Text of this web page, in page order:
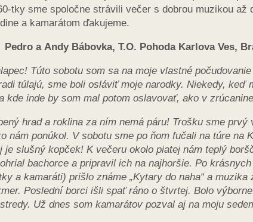
tky sme spoločne strávili večer s dobrou muzikou až
a kamarátom ďakujeme.
Pedro a Andy Bábovka, T.O. Pohoda Karlova Ves,
Túto sobotu som sa na moje vlastné
túlajú, sme boli osláviť moje narodky. Niekedy, keď
kde inde by som mal potom oslavovať, ako v
hrad a roklina za ním nemá páru! Trošku sme
nám ponúkol. V sobotu sme po ňom fučali na túre na
je slušný kopček! K večeru okolo piatej nám teplý
bachorce a pripravil ich na najhoršie. Po
a kamaráti) prišlo známe „Kytary do naha“ a
Poslední borci išli spať ráno o štvrtej. Bolo
Už dnes som kamarátov pozval aj na moju